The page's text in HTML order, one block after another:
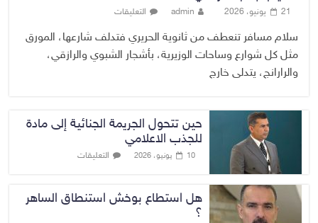
21 يونيو، 2026 admin التعليقات
سلام مسافر تنعطف من ثانوية الحريري فتدلف شارعها، المورق
مثل كل شوارع وساحات الوزيرية، بأشجار الشبوي والرازقي،
والرارانج، يتدلى خارج
حين تتحول الجريمة الجنائية إلى مادة
للجذب الاعلامي
10 يونيو، 2026 التعليقات
هل استطاع بوخش استنطاق الساهر
؟